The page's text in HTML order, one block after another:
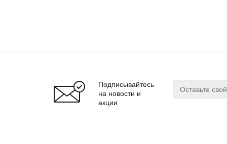
Подписывайтесь
на новости и
акции